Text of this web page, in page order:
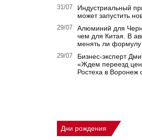
31/07
Индустриальный
может запустить
29/07
Алюминий для
чем для Китая. В
менять ли
29/07
Бизнес-эксперт
«Ждем переезд
Ростеха в Воронеж
Дни рождения